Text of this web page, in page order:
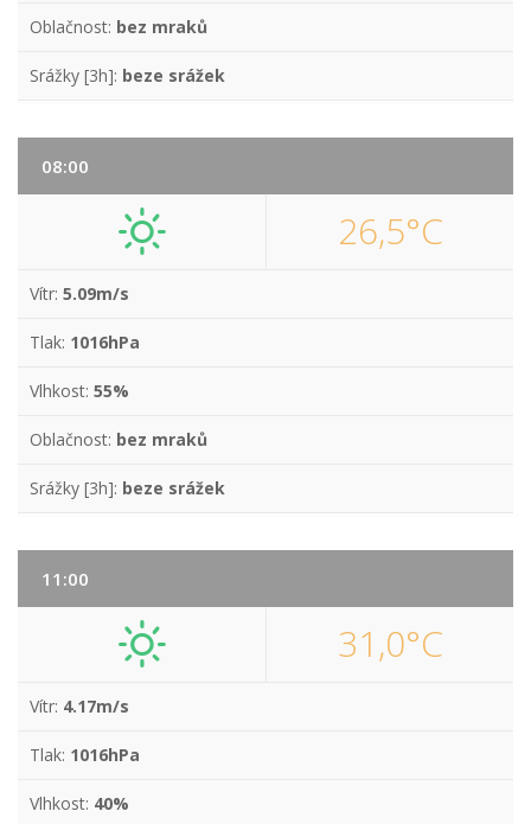
Oblačnost: bez mraků
Srážky [3h]: beze srážek
08:00
26,5°C
Vítr: 5.09m/s
Tlak: 1016hPa
Vlhkost: 55%
Oblačnost: bez mraků
Srážky [3h]: beze srážek
11:00
31,0°C
Vítr: 4.17m/s
Tlak: 1016hPa
Vlhkost: 40%